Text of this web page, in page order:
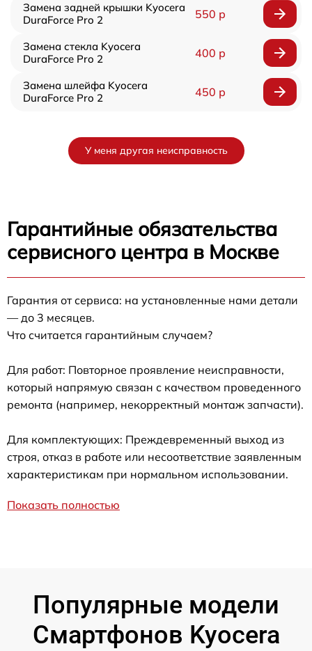
Замена задней крышки Kyocera
DuraForce Pro 2
550 р
Замена стекла Kyocera
DuraForce Pro 2
400 р
Замена шлейфа Kyocera
DuraForce Pro 2
450 р
У меня другая неисправность
Гарантийные обязательства
сервисного центра в Москве
Гарантия от сервиса: на установленные нами детали
— до 3 месяцев.
Что считается гарантийным случаем?
Для работ: Повторное проявление неисправности,
который напрямую связан с качеством проведенного
ремонта (например, некорректный монтаж запчасти).
Для комплектующих: Преждевременный выход из
строя, отказ в работе или несоответствие заявленным
характеристикам при нормальном использовании.
Показать полностью
Популярные модели
Смартфонов Kyocera